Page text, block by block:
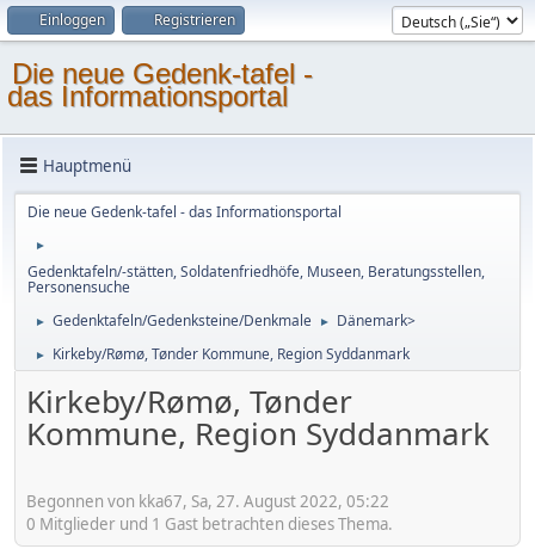
Einloggen Registrieren
Die neue Gedenk-tafel -
das Informationsportal
Hauptmenü
Die neue Gedenk-tafel - das Informationsportal
►
Gedenktafeln/-stätten, Soldatenfriedhöfe, Museen, Beratungsstellen,
Personensuche
► Gedenktafeln/Gedenksteine/Denkmale ► Dänemark>
► Kirkeby/Rømø, Tønder Kommune, Region Syddanmark
Kirkeby/Rømø, Tønder
Kommune, Region Syddanmark
Begonnen von kka67, Sa, 27. August 2022, 05:22
0 Mitglieder und 1 Gast betrachten dieses Thema.